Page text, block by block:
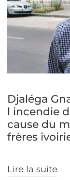
Djaléga
l incendie
cause du
frères
Lire la suite